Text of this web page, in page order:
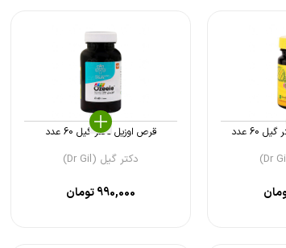
عدد قرص اوزیل دکتر گیل 60 عدد
دکتر گیل (Dr Gil)
990,000تومان